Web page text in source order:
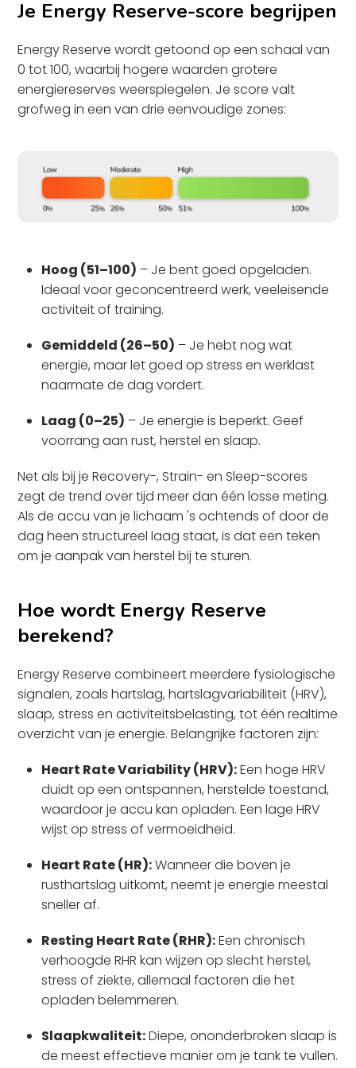
Je Energy Reserve-score begrijpen
Energy Reserve wordt getoond op een schaal van
0 tot 100, waarbij hogere waarden grotere
energiereserves weerspiegelen. Je score valt
grofweg in een van drie eenvoudige zones:
Hoog (51–100) – Je bent goed opgeladen.
Ideaal voor geconcentreerd werk, veeleisende
activiteit of training.
Gemiddeld (26–50) – Je hebt nog wat
energie, maar let goed op stress en werklast
naarmate de dag vordert.
Laag (0–25) – Je energie is beperkt. Geef
voorrang aan rust, herstel en slaap.
Net als bij je Recovery-, Strain- en Sleep-scores
zegt de trend over tijd meer dan één losse meting.
Als de accu van je lichaam 's ochtends of door de
dag heen structureel laag staat, is dat een teken
om je aanpak van herstel bij te sturen.
Hoe wordt Energy Reserve
berekend?
Energy Reserve combineert meerdere fysiologische
signalen, zoals hartslag, hartslagvariabiliteit (HRV),
slaap, stress en activiteitsbelasting, tot één realtime
overzicht van je energie. Belangrijke factoren zijn:
Heart Rate Variability (HRV):Een hoge HRV
duidt op een ontspannen, herstelde toestand,
waardoor je accu kan opladen. Een lage HRV
wijst op stress of vermoeidheid.
Heart Rate (HR):Wanneer die boven je
rusthartslag uitkomt, neemt je energie meestal
sneller af.
Resting Heart Rate (RHR):Een chronisch
verhoogde RHR kan wijzen op slecht herstel,
stress of ziekte, allemaal factoren die het
opladen belemmeren.
Slaapkwaliteit:Diepe, ononderbroken slaap is
de meest effectieve manier om je tank te vullen.